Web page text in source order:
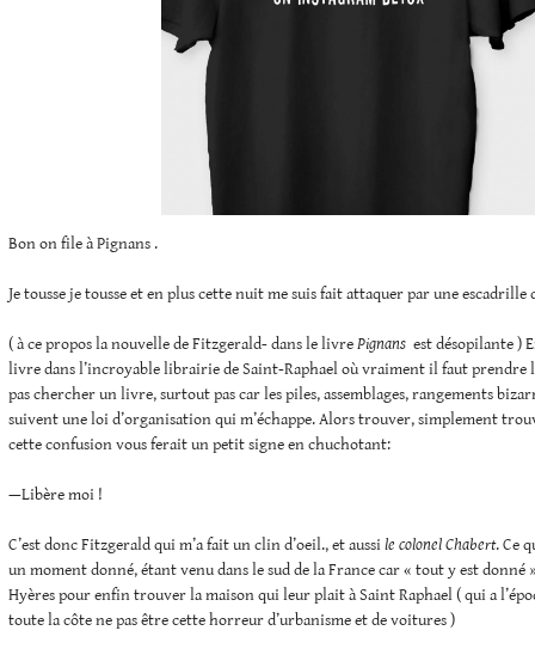
Bon on file à Pignans .
Je tousse je tousse et en plus cette nuit me suis fait attaquer par une escadrille
( à ce propos la nouvelle de Fitzgerald- dans le livrePignans est désopilante )
livre dans l’incroyable librairie de Saint-Raphael où vraiment il faut prendre
pas chercher un livre, surtout pas car les piles, assemblages, rangements
suivent une loi d’organisation qui m’échappe. Alors trouver, simplement
cette confusion vous ferait un petit signe en chuchotant:
—Libère moi !
C’est donc Fitzgerald qui m’a fait un clin d’oeil., et aussile colonel Chabert. Ce
un moment donné, étant venu dans le sud de la France car « tout y est donné
Hyères pour enfin trouver la maison qui leur plait à Saint Raphael ( qui a
toute la côte ne pas être cette horreur d’urbanisme et de voitures )